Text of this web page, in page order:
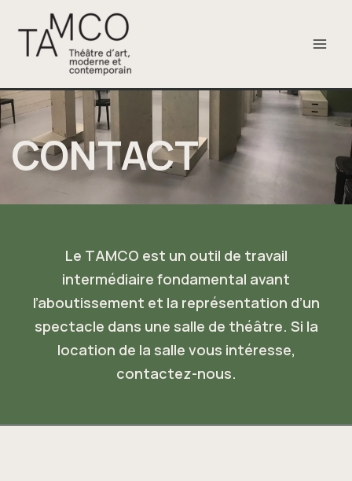
contenu
CONTACT
Le TAMCO est un outil de travail
intermédiaire fondamental avant
l’aboutissement et la représentation d’un
spectacle dans une salle de théâtre. Si la
location de la salle vous intéresse,
contactez-nous.